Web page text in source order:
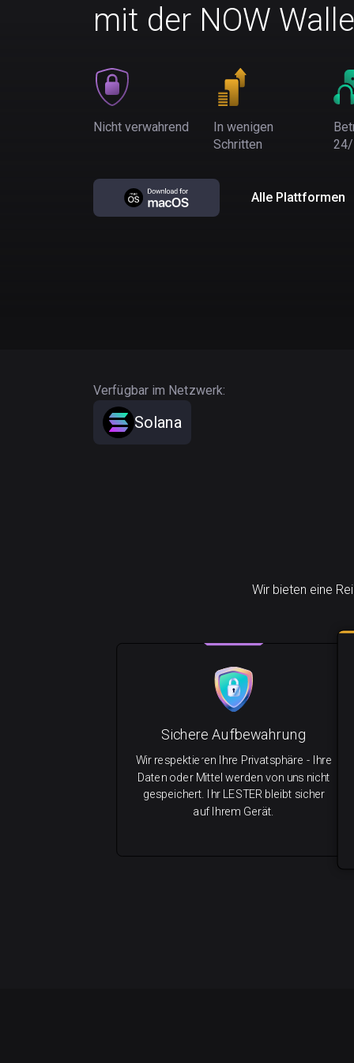
mit der NOW
Nicht verwahrend
In wenigen
Schritten
Alle Plattformen
Verfügbar im Netzwerk:
Solana
Wir bieten eine
Sichere Aufbewahrung
Wir respektieren Ihre Privatsphäre - Ihre
Daten oder Mittel werden von uns nicht
gespeichert. Ihr LESTER bleibt sicher
auf Ihrem Gerät.